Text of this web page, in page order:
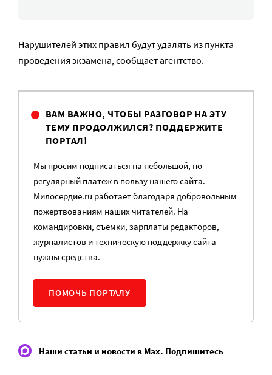
Нарушителей этих правил будут удалять из пункта
проведения экзамена, сообщает агентство.
ВАМ ВАЖНО, ЧТОБЫ РАЗГОВОР НА ЭТУ
ТЕМУ ПРОДОЛЖИЛСЯ? ПОДДЕРЖИТЕ
ПОРТАЛ!
Мы просим подписаться на небольшой, но
регулярный платеж в пользу нашего сайта.
Милосердие.ru работает благодаря добровольным
пожертвованиям наших читателей. На
командировки, съемки, зарплаты редакторов,
журналистов и техническую поддержку сайта
нужны средства.
ПОМОЧЬ ПОРТАЛУ
Наши статьи и новости в Max. Подпишитесь